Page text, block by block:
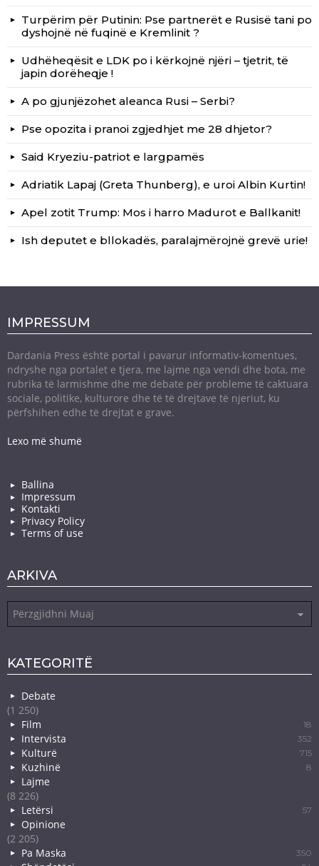
Turpërim për Putinin: Pse partnerët e Rusisë tani po
dyshojnë në fuqinë e Kremlinit ?
Udhëheqësit e LDK po i kërkojnë njëri – tjetrit, të
japin dorëheqje !
A po gjunjëzohet aleanca Rusi – Serbi?
Pse opozita i pranoi zgjedhjet me 28 dhjetor?
Said Kryeziu-patriot e largpamës
Adriatik Lapaj (Greta Thunberg), e uroi Albin Kurtin!
Apel zotit Trump: Mos i harro Madurot e Ballkanit!
Ish deputet e bllokadës, paralajmërojnë grevë urie!
IMPRESSUM
Dardania Press është portal i pavarur informativ-komentues,
ndryshe nga portalet e tjera, me lajme nga vendi dhe bota, me
rubrika të larmishme dhe me debate për probleme të caktuara
sociale, politike, kulturore dhe të të drejtave të njeriut, ku
përfshihen edhe të drejtat e grave.
Lexo më shumë
Ballina
Impressum
Kontakti
Privacy Policy
Terms of use
ARKIVA
KATEGORITË
Debate
(1 250)
Film
18
Intervista 352
Kulturë 715
Kuzhinë 8
Lajme
(8 226)
Letërsi
57
Opinione
(2 205)
Pa Maska
350